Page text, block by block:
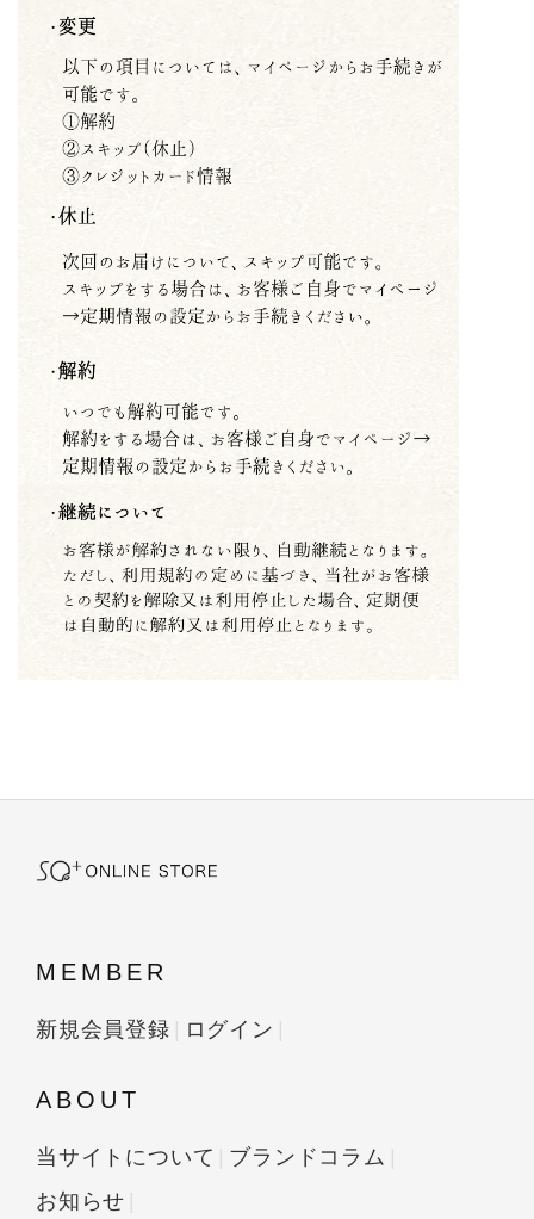
MEMBER
新規会員登録 ログイン
ABOUT
当サイトについて
ブランドコラム
お知らせ